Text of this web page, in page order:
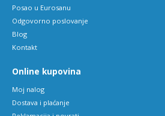
Posao u Eurosanu
Odgovorno poslovanje
Blog
Kontakt
Online kupovina
Moj nalog
Dostava i plaćanje